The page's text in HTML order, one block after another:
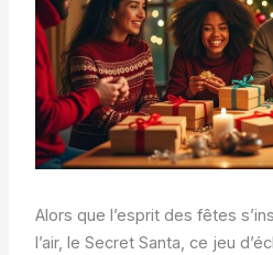
Alors que l’esprit des fêtes
l’air, le Secret Santa, ce jeu